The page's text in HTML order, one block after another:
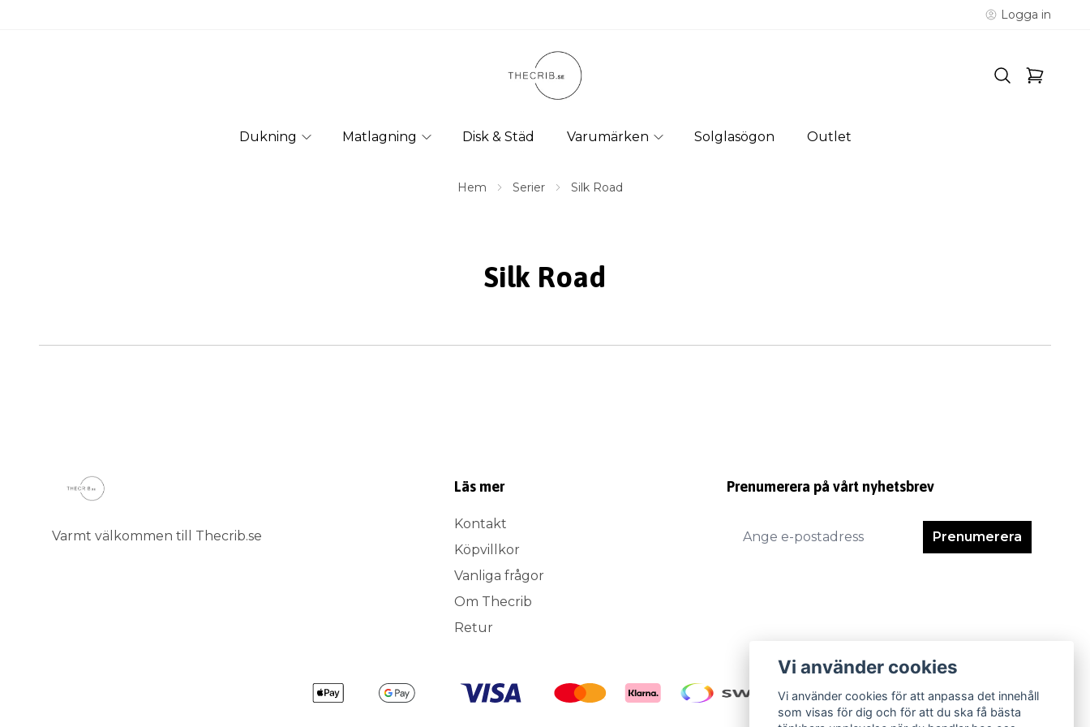
Logga in
Dukning Matlagning Disk & Städ Varumärken Solglasögon Outlet
Hem Serier Silk Road
Silk Road
Varmt välkommen till Thecrib.se
Läs mer
Kontakt
Köpvillkor
Vanliga frågor
Om Thecrib
Retur
Prenumerera på vårt nyhetsbrev
Prenumerera
Vi använder cookies
Vi använder cookies för att anpassa det innehåll
som visas för dig och för att du ska få bästa